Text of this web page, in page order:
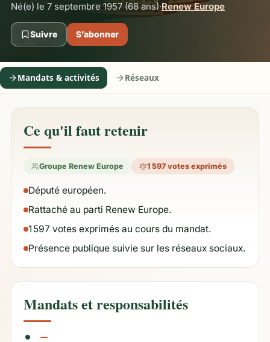
Né(e) le 7 septembre 1957(68 ans)·Renew Europe
Suivre S’abonner
Mandats & activités Réseaux
Ce qu'il faut retenir
Groupe Renew Europe 1 597 votes exprimés
Député européen.
Rattaché au parti Renew Europe.
1 597 votes exprimés au cours du mandat.
Présence publique suivie sur les réseaux sociaux.
Mandats et responsabilités
—